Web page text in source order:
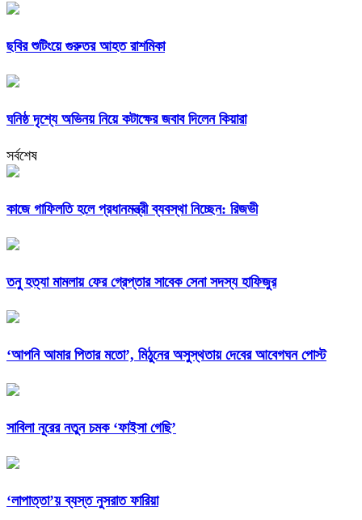
ছবির শুটিংয়ে গুরুতর আহত রাশমিকা
ঘনিষ্ঠ দৃশ্যে অভিনয় নিয়ে কটাক্ষের জবাব দিলেন কিয়ারা
সর্বশেষ
কাজে গাফিলতি হলে প্রধানমন্ত্রী ব্যবস্থা নিচ্ছেন: রিজভী
তনু হত্যা মামলায় ফের গ্রেপ্তার সাবেক সেনা সদস্য হাফিজুর
‘আপনি আমার পিতার মতো’, মিঠুনের অসুস্থতায় দেবের আবেগঘন পোস্ট
সাবিলা নূরের নতুন চমক ‘ফাইসা গেছি’
‘লাপাত্তা’য় ব্যস্ত নুসরাত ফারিয়া